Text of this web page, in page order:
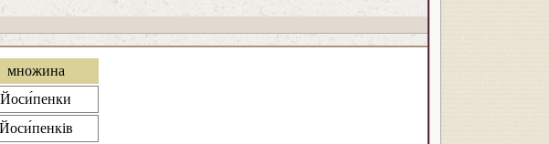
множина
Йоси́пенки
Йоси́пенків